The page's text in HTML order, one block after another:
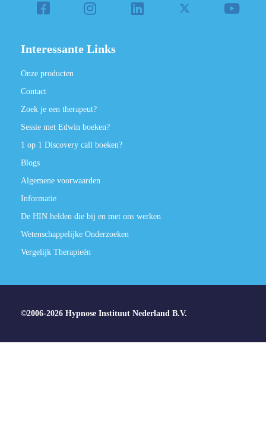
Interessante Links
Onze producten
Contact
Zoek je een therapeut?
Sessie met Edwin boeken?
1 op 1 Discovery call boeken?
Blogs
Algemene voorwaarden
Informatie
De HIN helden die bij en met ons werken
Wetenschappelijke Onderzoeken
Vergelijk Therapieën
©2006-2026 Hypnose Instituut Nederland B.V.